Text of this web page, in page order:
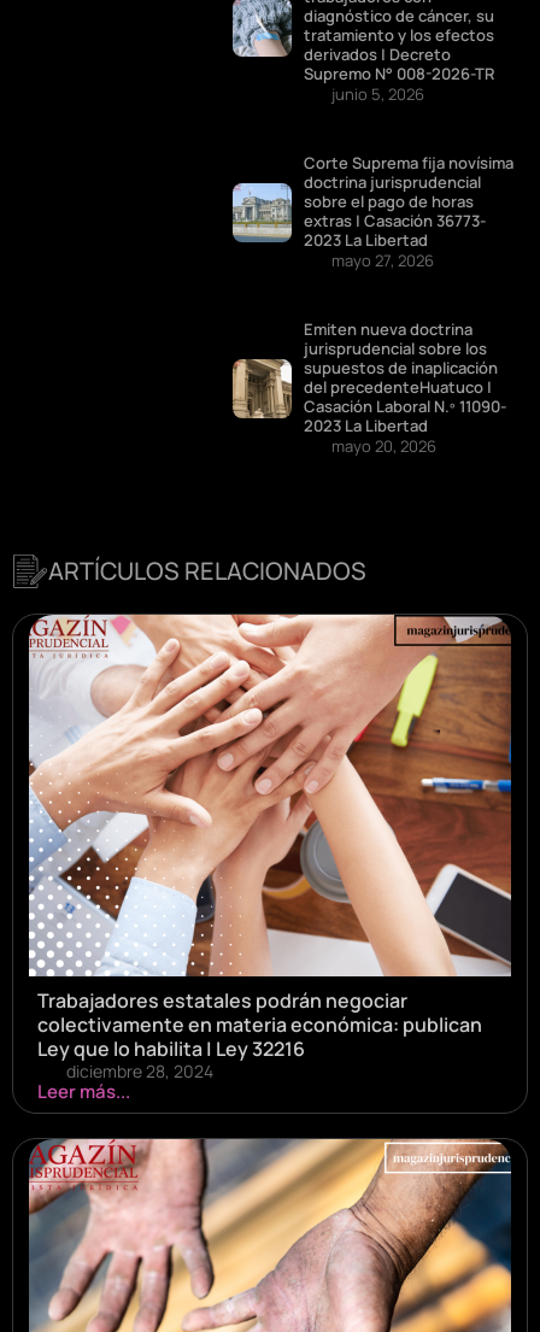
diagnóstico de cáncer, su
tratamiento y los efectos
derivados | Decreto
Supremo N° 008-2026-TR
junio 5, 2026
Corte Suprema fija novísima
doctrina jurisprudencial
sobre el pago de horas
extras | Casación 36773-
2023 La Libertad
mayo 27, 2026
Emiten nueva doctrina
jurisprudencial sobre los
supuestos de inaplicación
del precedenteHuatuco |
Casación Laboral N.º 11090-
2023 La Libertad
mayo 20, 2026
ARTÍCULOS RELACIONADOS
Trabajadores estatales podrán negociar
colectivamente en materia económica: publican
Ley que lo habilita | Ley 32216
diciembre 28, 2024
Leer más...